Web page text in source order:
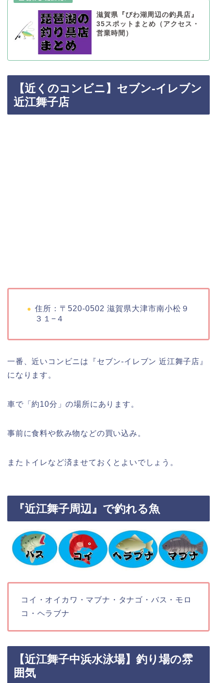
滋賀県『びわ湖周辺の釣具店』
35スポットまとめ（アクセス・
営業時間）
【近くのコンビニ】セブン-イレブン
近江舞子店
住所：〒520-0502 滋賀県大津市南小松９
３１−４
一番、近いコンビニは『セブン-イレブン 近江舞子店』
になります。
車で「約10分」の場所にあります。
事前に食料や飲み物などの買い込み。
またトイレなど済ませておくとよいでしょう。
『近江舞子周辺』で釣れる魚
コイ・オイカワ・マブナ・タナゴ・バス・モロ
コ・ヘラブナ
【近江舞子中浜水泳場】釣り場の雰
囲気